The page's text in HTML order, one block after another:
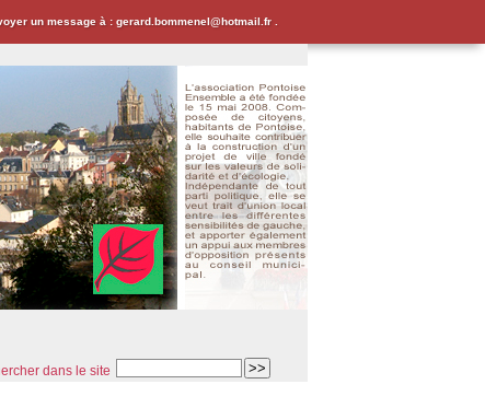
un message à : gerard.bommenel@hotmail.fr .
dans le site